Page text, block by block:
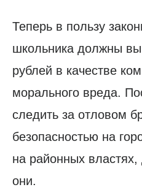
Теперь в пользу
школьника должны
рублей в качестве
морального вреда.
следить за отловом
безопасностью на
на районных властях,
они.